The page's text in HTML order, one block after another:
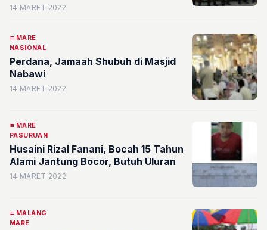
14 MARET 2022
MARE
NASIONAL
Perdana, Jamaah Shubuh di Masjid
Nabawi
14 MARET 2022
MARE
PASURUAN
Husaini Rizal Fanani, Bocah 15 Tahun
Alami Jantung Bocor, Butuh Uluran
14 MARET 2022
MALANG
MARE